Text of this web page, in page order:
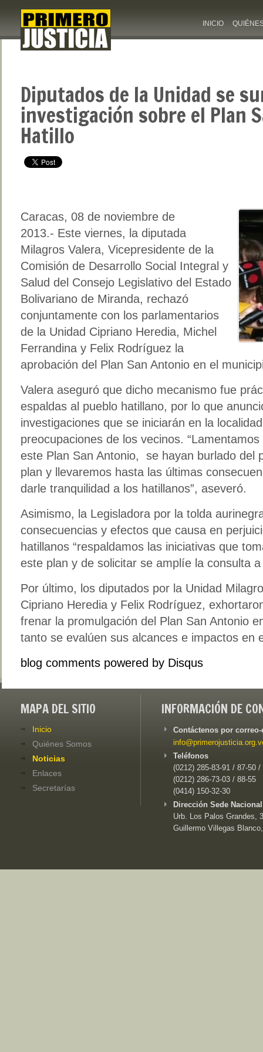
INICIO
Diputados de la Unidad se
investigación sobre el Plan
Hatillo
Caracas, 08 de noviembre de
2013.- Este viernes, la diputada
Milagros Valera, Vicepresidente de la
Comisión de Desarrollo Social Integral y
Salud del Consejo Legislativo del Estado
Bolivariano de Miranda, rechazó
conjuntamente con los parlamentarios
de la Unidad Cipriano Heredia, Michel
Ferrandina y Felix Rodríguez la
aprobación del Plan San Antonio en el
Valera aseguró que dicho mecanismo fue
espaldas al pueblo hatillano, por lo que
investigaciones que se iniciarán en la
preocupaciones de los vecinos.
este Plan San Antonio, se hayan burlado del
plan y llevaremos hasta las últimas
darle tranquilidad a los hatillanos”, aseveró.
Asimismo, la Legisladora por la tolda
consecuencias y efectos que causa en
hatillanos “respaldamos las iniciativas que
este plan y de solicitar se amplíe la consulta
Por último, los diputados por la Unidad
Cipriano Heredia y Felix Rodríguez,
frenar la promulgación del Plan San Antonio
tanto se evalúen sus alcances e impactos en
blog comments powered by Disqus
MAPA DEL SITIO
Inicio
Quiénes Somos
Noticias
Enlaces
Secretarías
INFORMACIÓN DE
Contáctenos por
Teléfonos
(0212) 285-83-91 / 87-50 /
(0212) 286-73-03 / 88-55
(0414) 150-32-30
Dirección Sede
Urb. Los Palos Grandes,
Guillermo Villegas